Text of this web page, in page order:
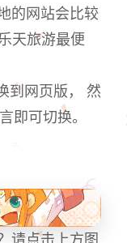
的网站会比较
天旅游最便
到网页版， 然
即可切换。
请点击上方图